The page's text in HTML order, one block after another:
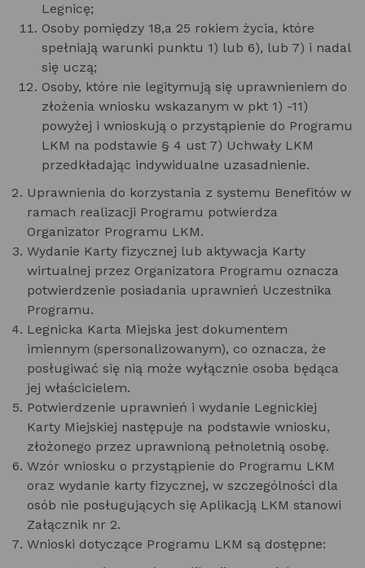
Legnicę;
Osoby pomiędzy 18,a 25 rokiem życia, które
spełniają warunki punktu 1) lub 6), lub 7) i nadal
się uczą;
Osoby, które nie legitymują się uprawnieniem do
złożenia wniosku wskazanym w pkt 1) -11)
powyżej i wnioskują o przystąpienie do Programu
LKM na podstawie § 4 ust 7) Uchwały LKM
przedkładając indywidualne uzasadnienie.
Uprawnienia do korzystania z systemu Benefitów w
ramach realizacji Programu potwierdza
Organizator Programu LKM.
Wydanie Karty fizycznej lub aktywacja Karty
wirtualnej przez Organizatora Programu oznacza
potwierdzenie posiadania uprawnień Uczestnika
Programu.
Legnicka Karta Miejska jest dokumentem
imiennym (spersonalizowanym), co oznacza, że
posługiwać się nią może wyłącznie osoba będąca
jej właścicielem.
Potwierdzenie uprawnień i wydanie Legnickiej
Karty Miejskiej następuje na podstawie wniosku,
złożonego przez uprawnioną pełnoletnią osobę.
Wzór wniosku o przystąpienie do Programu LKM
oraz wydanie karty fizycznej, w szczególności dla
osób nie posługujących się Aplikacją LKM stanowi
Załącznik nr 2.
Wnioski dotyczące Programu LKM są dostępne: